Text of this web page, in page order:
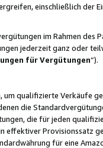
einschließlich der
im Rahmen
jederzeit ganz oder
für Vergütungen“).
qualifizierte Verkäufe
die
die für jeden
effektiver
für eine